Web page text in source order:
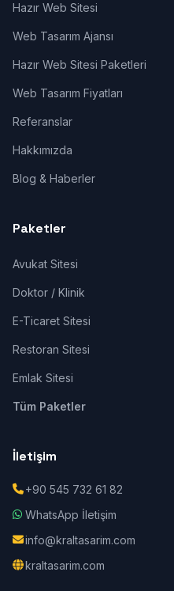
Hazır Web Sitesi
Web Tasarım Ajansı
Hazır Web Sitesi Paketleri
Web Tasarım Fiyatları
Referanslar
Hakkımızda
Blog & Haberler
Paketler
Avukat Sitesi
Doktor / Klinik
E-Ticaret Sitesi
Restoran Sitesi
Emlak Sitesi
Tüm Paketler
İletişim
+90 545 732 61 82
WhatsApp İletişim
info@kraltasarim.com
kraltasarim.com